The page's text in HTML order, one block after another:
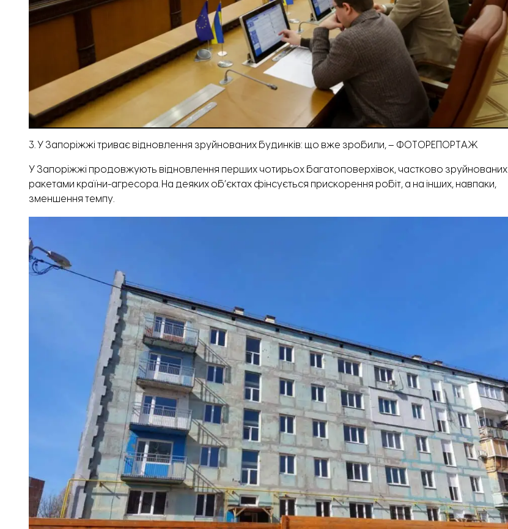
3. У Запоріжжі триває відновлення зруйнованих будинків: що вже зробили, – ФОТОРЕПОРТАЖ
У Запоріжжі продовжують відновлення перших чотирьох багатоповерхівок, частково зруйнованих
ракетами країни-агресора. На деяких об’єктах фінсується прискорення робіт, а на інших, навпаки,
зменшення темпу.